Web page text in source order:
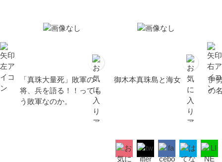
「真珠大量死」敗軍の
将、兵を語る！！っても
う敗軍なのか。
御木本真珠島と海女
伊
の